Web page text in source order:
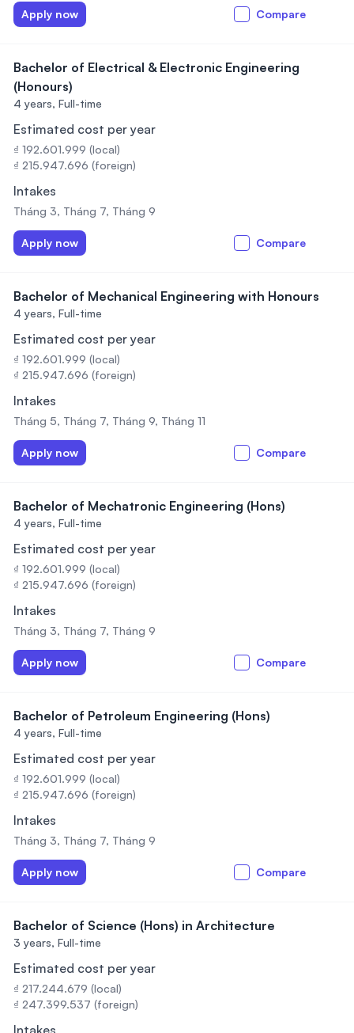
Apply now Compare
Bachelor of Electrical & Electronic Engineering
(Honours)
4 years, Full-time
Estimated cost per year
₫ 192.601.999 (local)
₫ 215.947.696 (foreign)
Intakes
Tháng 3, Tháng 7, Tháng 9
Apply now Compare
Bachelor of Mechanical Engineering with Honours
4 years, Full-time
Estimated cost per year
₫ 192.601.999 (local)
₫ 215.947.696 (foreign)
Intakes
Tháng 5, Tháng 7, Tháng 9, Tháng 11
Apply now Compare
Bachelor of Mechatronic Engineering (Hons)
4 years, Full-time
Estimated cost per year
₫ 192.601.999 (local)
₫ 215.947.696 (foreign)
Intakes
Tháng 3, Tháng 7, Tháng 9
Apply now Compare
Bachelor of Petroleum Engineering (Hons)
4 years, Full-time
Estimated cost per year
₫ 192.601.999 (local)
₫ 215.947.696 (foreign)
Intakes
Tháng 3, Tháng 7, Tháng 9
Apply now Compare
Bachelor of Science (Hons) in Architecture
3 years, Full-time
Estimated cost per year
₫ 217.244.679 (local)
₫ 247.399.537 (foreign)
Intakes